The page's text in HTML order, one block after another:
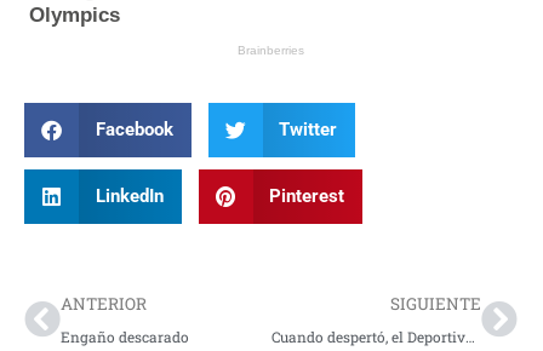
Facebook Twitter
LinkedIn Pinterest
ANTERIOR
Engaño descarado
SIGUIENTE
Cuando despertó, el Deportivo Pasto todavía estaba allí